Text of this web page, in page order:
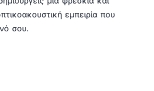
εμπειρία που
σου.